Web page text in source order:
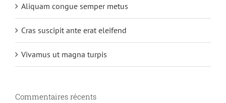
Aliquam congue semper metus
Cras suscipit ante erat eleifend
Vivamus ut magna turpis
Commentaires récents